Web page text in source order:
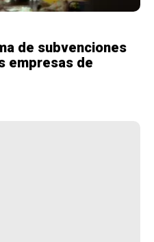
de subvenciones
empresas de